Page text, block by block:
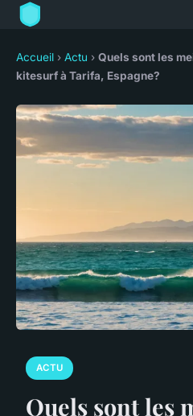
Accueil › Actu › Quels sont les
kitesurf à Tarifa, Espagne?
ACTU
Quels sont les